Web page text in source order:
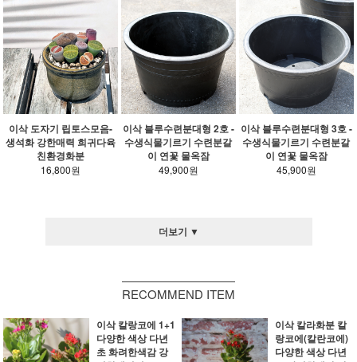
이삭 도자기 립토스모음-
생석화 강한매력 희귀다육
친환경화분
16,800원
이삭 블루수련분대형 2호 -
수생식물기르기 수련분갈
이 연꽃 물옥잠
49,900원
이삭 블루수련분대형 3호 -
수생식물기르기 수련분갈
이 연꽃 물옥잠
45,900원
더보기 ▼
RECOMMEND ITEM
이삭 칼랑코에 1+1
다양한 색상 다년
초 화려한색감 강
이삭 칼라화분 칼
랑코에(칼란코에)
다양한 색상 다년